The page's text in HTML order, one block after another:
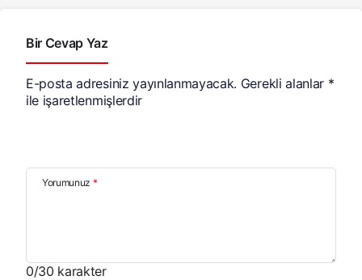
Bir Cevap Yaz
E-posta adresiniz yayınlanmayacak. Gerekli alanlar *
ile işaretlenmişlerdir
Yorumunuz *
0/30 karakter